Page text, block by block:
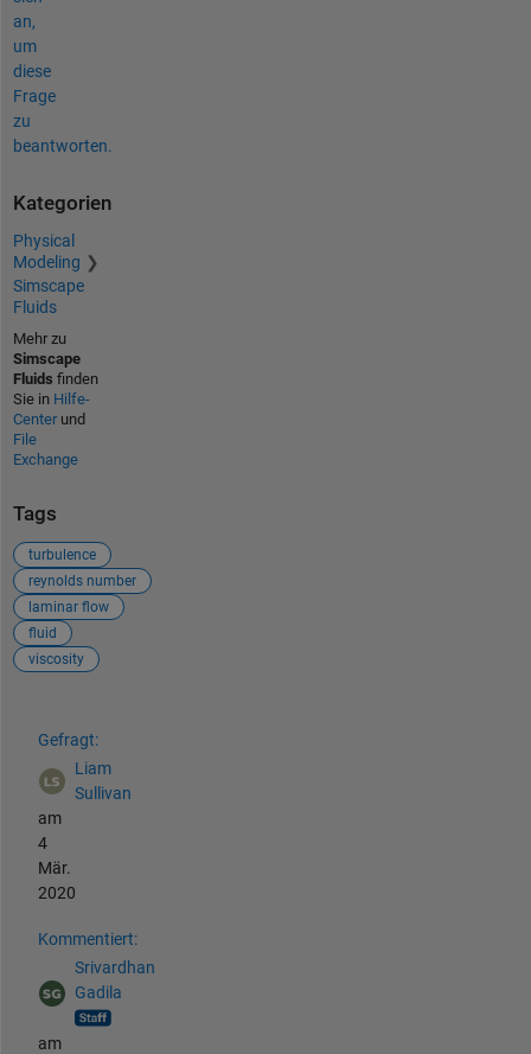
an,
um
diese
Frage
zu
beantworten.
Kategorien
Physical
Modeling
Simscape
Fluids
Mehr zu
Simscape
Fluids finden
Sie in Hilfe-
Centerund
File
Exchange
Tags
turbulence
reynolds number
laminar flow
fluid
viscosity
Gefragt:
Liam
Sullivan
am
4
Mär.
2020
Kommentiert:
Srivardhan
Gadila
am